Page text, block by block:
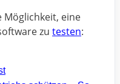
eine
zu testen: